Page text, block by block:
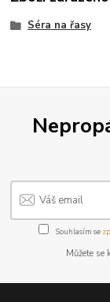
Séra na řasy
Souhlasím se
Můžete